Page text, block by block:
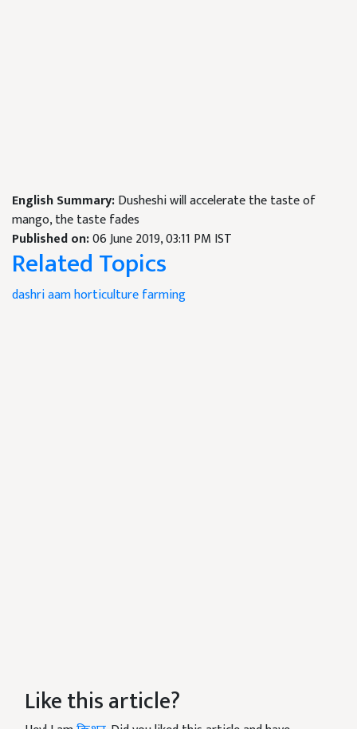
English Summary:Dusheshi will accelerate the taste of
mango, the taste fades
Published on:06 June 2019, 03:11 PM IST
Related Topics
dashri aamhorticulturefarming
Like this article?